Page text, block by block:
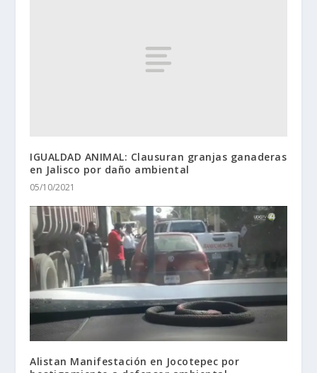
IGUALDAD ANIMAL: Clausuran granjas ganaderas
en Jalisco por daño ambiental
05/10/2021
Alistan Manifestación en Jocotepec por